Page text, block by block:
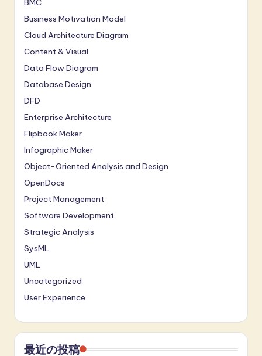
BMC
Business Motivation Model
Cloud Architecture Diagram
Content & Visual
Data Flow Diagram
Database Design
DFD
Enterprise Architecture
Flipbook Maker
Infographic Maker
Object-Oriented Analysis and Design
OpenDocs
Project Management
Software Development
Strategic Analysis
SysML
UML
Uncategorized
User Experience
最近の投稿